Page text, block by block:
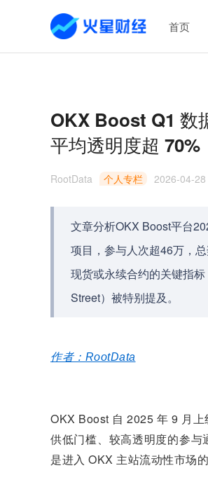
首页
OKX Boost Q1 数
平均透明度超 70%
RootData 个人专栏 2026-04-28
文章分析OKX Boost平台
项目，参与人次超46万，
现货或永续合约的关键指
Street）被特别提及。
作者：RootData
OKX Boost 自 2025 年 9 月
供低门槛、较高透明度的参
是进入 OKX 主站流动性市场